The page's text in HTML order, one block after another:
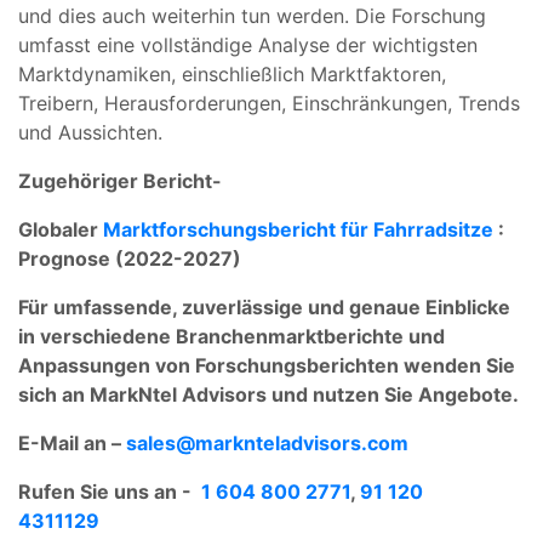
und dies auch weiterhin tun werden. Die Forschung
umfasst eine vollständige Analyse der wichtigsten
Marktdynamiken, einschließlich Marktfaktoren,
Treibern, Herausforderungen, Einschränkungen, Trends
und Aussichten.
Zugehöriger Bericht-
Globaler Marktforschungsbericht für Fahrradsitze :
Prognose (2022-2027)
Für umfassende, zuverlässige und genaue Einblicke
in verschiedene Branchenmarktberichte und
Anpassungen von Forschungsberichten wenden Sie
sich an MarkNtel Advisors und nutzen Sie Angebote.
E-Mail an – sales@marknteladvisors.com
Rufen Sie uns an - 1 604 800 2771, 91 120
4311129